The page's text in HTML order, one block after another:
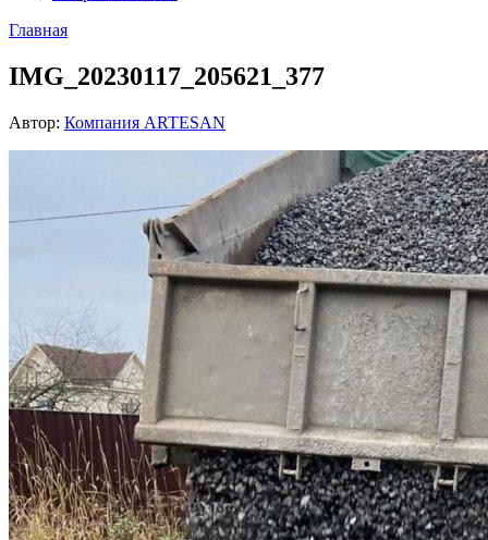
Главная
IMG_20230117_205621_377
Автор: Компания ARTESAN